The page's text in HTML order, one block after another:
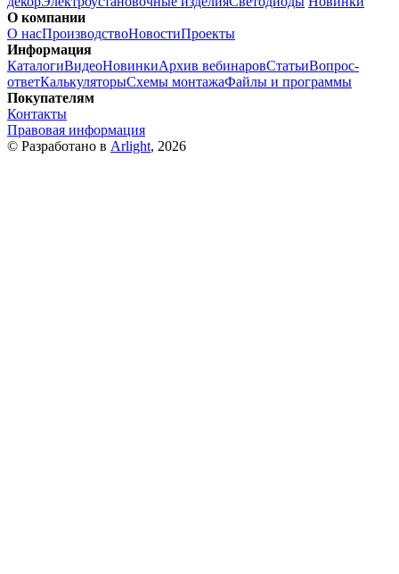
О компании
О насПроизводствоНовостиПроекты
Информация
КаталогиВидеоНовинкиАрхив вебинаровСтатьиВопрос-
ответКалькуляторыСхемы монтажаФайлы и программы
Покупателям
Контакты
Правовая информация
© Разработано в Arlight, 2026